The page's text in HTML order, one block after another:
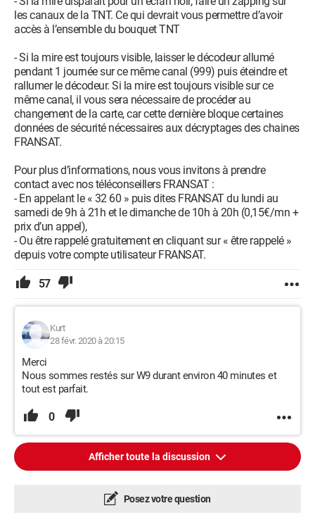
les canaux de la TNT. Ce qui devrait vous permettre d’avoir
accès à l’ensemble du bouquet TNT
- Si la mire est toujours visible, laisser le décodeur allumé
pendant 1 journée sur ce même canal (999) puis éteindre et
rallumer le décodeur. Si la mire est toujours visible sur ce
même canal, il vous sera nécessaire de procéder au
changement de la carte, car cette dernière bloque certaines
données de sécurité nécessaires aux décryptages des chaines
FRANSAT.
Pour plus d’informations, nous vous invitons à prendre
contact avec nos téléconseillers FRANSAT :
- En appelant le « 32 60 » puis dites FRANSAT du lundi au
samedi de 9h à 21h et le dimanche de 10h à 20h (0,15€/mn +
prix d’un appel),
- Ou être rappelé gratuitement en cliquant sur « être rappelé »
depuis votre compte utilisateur FRANSAT.
57
Kurt
28 févr. 2020 à 20:15
Merci
Nous sommes restés sur W9 durant environ 40 minutes et
tout est parfait.
0
Afficher toute la discussion
Posez votre question